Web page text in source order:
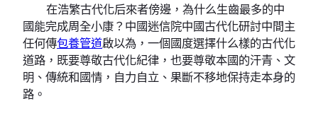
在浩繁古代化后來者傍邊，為什么生齒最多的中
國能完成周全小康？中國迷信院中國古代化研討中間主
任何傳包養管道啟以為，一個國度選擇什么樣的古代化
道路，既要尊敬古代化紀律，也要尊敬本國的汗青、文
明、傳統和國情，自力自立、果斷不移地保持走本身的
路。